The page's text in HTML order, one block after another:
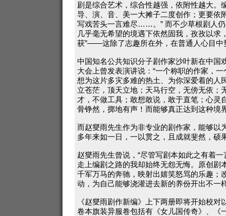
剧是综合艺术，综合性越强，依附性越大。
导、演、音、美一大摊子二度创作；更要依
写戏苦头一言难尽……。” 而不少草根剧人
几乎毫无希望的境遇下依然固我，孜孜以求
获”——这除了志趣所在外，在普通人心目中
中国知名公共知识分子剧作家沙叶新在中国
大会上曾发表演讲说：“一个称职的作家，
想为这片多灾多难的热土、为你深爱着的人
立苍茫，顶天立地；天马行空，无傍无依；
才，不做工具；敢想敢说，敢于直笔；心灵
骨铮然，掷地有声！而能够真正达到这种境
而赵燮雨先生作为非专业的剧作家，能够以
多年来如一日，一以贯之，且成就斐然，硕
赵燮雨先生曾说，“尽管写剧本如此之有着
走上编剧之路的我却始终无怨无悔。原创剧
千军万马的奔驰，映射出嬉笑怒骂的乐趣；
动，为自己能够浇灌进去新的养份开出不一
《赵燮雨剧作新编》上下两册即将开始校
卷本旗装异服卷包括有《女儿国传奇》、《